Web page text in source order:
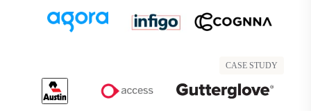
CASE STUDY